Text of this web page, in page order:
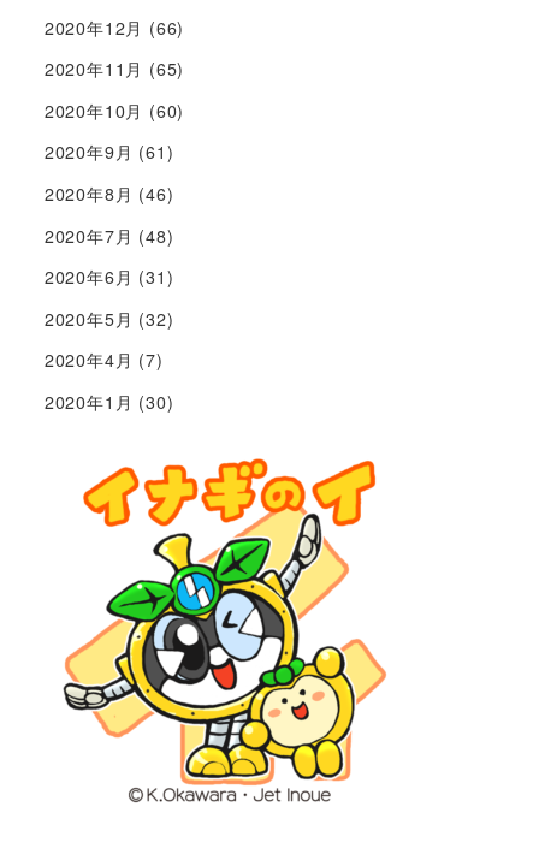
2020年12月 (66)
2020年11月 (65)
2020年10月 (60)
2020年9月 (61)
2020年8月 (46)
2020年7月 (48)
2020年6月 (31)
2020年5月 (32)
2020年4月 (7)
2020年1月 (30)